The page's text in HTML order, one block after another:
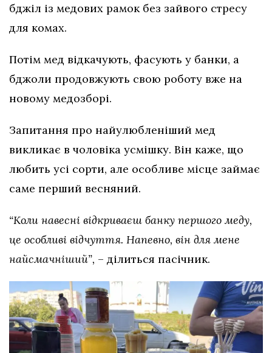
бджіл із медових рамок без зайвого стресу
для комах.
Потім мед відкачують, фасують у банки, а
бджоли продовжують свою роботу вже на
новому медозборі.
Запитання про найулюбленіший мед
викликає в чоловіка усмішку. Він каже, що
любить усі сорти, але особливе місце займає
саме перший весняний.
“Коли навесні відкриваєш банку першого меду,
це особливі відчуття. Напевно, він для мене
найсмачніший”, – ділиться пасічник.